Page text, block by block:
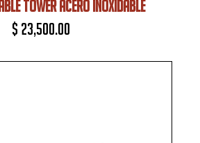
TOWER ACERO INOXIDABLE
$ 23,500.00